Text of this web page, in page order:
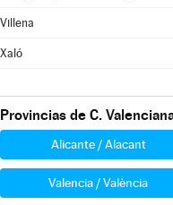
Villena
Xaló
Provincias de C.
Alicante / Alacant
Valencia / València